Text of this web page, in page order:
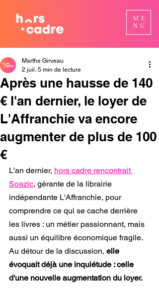
ME
NU
Après une hausse de 140
€ l'an dernier, le loyer de
L'Affranchie va encore
augmenter de plus de 100
€
Marthe Girveau
2 juil. 5 min de lecture
L'an dernier, hors cadre rencontrait
Soazic, gérante de la librairie
indépendante L'Affranchie, pour
comprendre ce qui se cache derrière
les livres : un métier passionnant, mais
aussi un équilibre économique fragile.
Au détour de la discussion, elle
évoquait déjà une inquiétude : celle
d'une nouvelle augmentation du loyer.